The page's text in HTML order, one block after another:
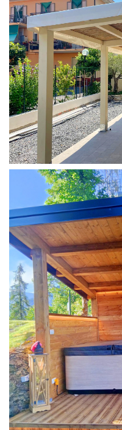
PERGOLA ADOSSATA